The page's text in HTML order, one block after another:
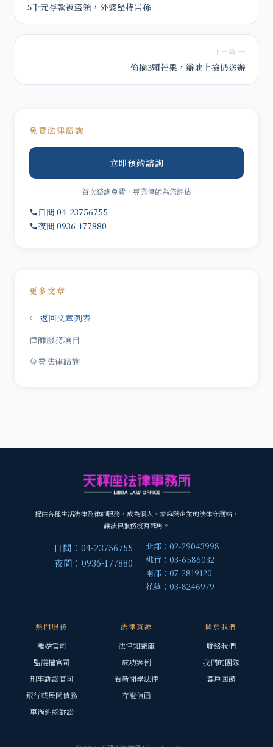
5千元存款被盜領，外婆堅持告孫
下一篇 →
偷摘3顆芒果，辯地上撿仍送辦
免費法律諮詢
立即預約諮詢
首次諮詢免費，專業律師為您評估
日間 04-23756755
夜間 0936-177880
更多文章
← 返回文章列表
律師服務項目
免費法律諮詢
提供各種生活法律及律師服務，成為個人、家庭與企業的法律守護站，
讓法律服務沒有死角。
日間：04-23756755
夜間：0936-177880
北部：02-29043998
桃竹：03-6586032
南部：07-2819120
花蓮：03-8246979
熱門服務
離婚官司
監護權官司
刑事訴訟官司
銀行或民間債務
車禍糾紛訴訟
法律資源
法律知識庫
成功案例
看新聞學法律
存證信函
關於我們
聯絡我們
我們的團隊
客戶回饋